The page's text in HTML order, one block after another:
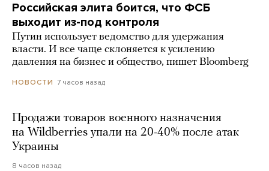
Российская элита боится, что ФСБ
выходит из-под контроля
Путин использует ведомство для удержания
власти. И все чаще склоняется к усилению
давления на бизнес и общество, пишет Bloomberg
НОВОСТИ 7 часов назад
Продажи товаров военного назначения
на Wildberries упали на 20-40% после атак
Украины
8 часов назад